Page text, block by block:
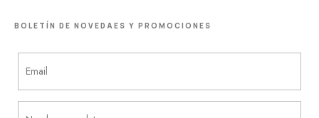
BOLETÍN DE NOVEDAES Y PROMOCIONES